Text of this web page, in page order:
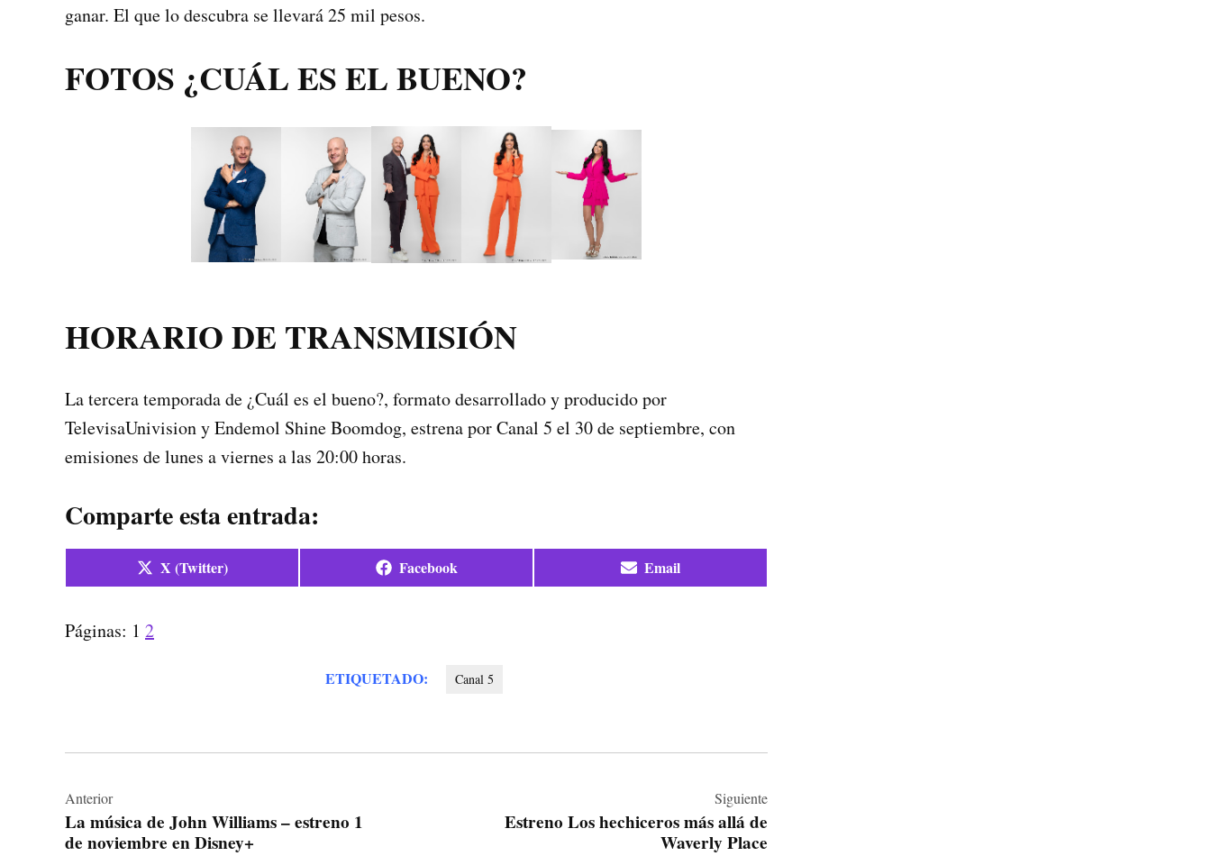
ganar. El que lo descubra se llevará 25 mil pesos.
FOTOS ¿CUÁL ES EL BUENO?
HORARIO DE TRANSMISIÓN
La tercera temporada de ¿Cuál es el bueno?, formato desarrollado y producido por
TelevisaUnivision y Endemol Shine Boomdog, estrena por Canal 5 el 30 de septiembre, con
emisiones de lunes a viernes a las 20:00 horas.
Comparte esta entrada:
Compartir
X (Twitter) Compartir
Facebook Compartir
Email
Páginas: 1 2
ETIQUETADO: Canal 5
de
Anterior
La música de John Williams – estreno 1
de noviembre en Disney+
Siguiente
Estreno Los hechiceros más allá de
Waverly Place